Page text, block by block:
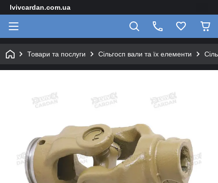
lvivcardan.com.ua
Товари та послуги Сільгосп вали та їх елементи